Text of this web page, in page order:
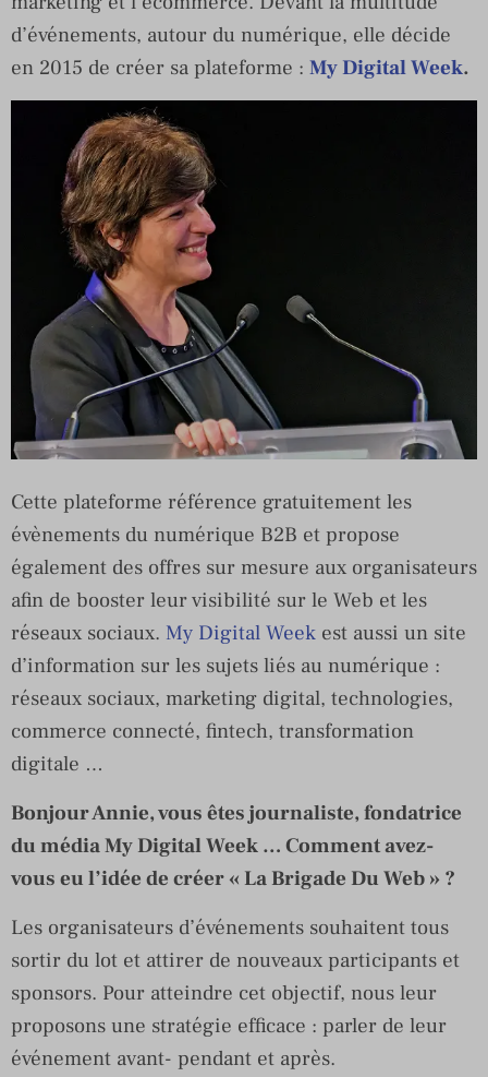
d’événements, autour du numérique, elle décide
en 2015 de créer sa plateforme : My Digital Week.
Cette plateforme référence gratuitement les
évènements du numérique B2B et propose
également des offres sur mesure aux organisateurs
afin de booster leur visibilité sur le Web et les
réseaux sociaux. My Digital Week est aussi un site
d’information sur les sujets liés au numérique :
réseaux sociaux, marketing digital, technologies,
commerce connecté, fintech, transformation
digitale …
Bonjour Annie, vous êtes journaliste, fondatrice
du média My Digital Week … Comment avez-
vous eu l’idée de créer « La Brigade Du Web » ?
Les organisateurs d’événements souhaitent tous
sortir du lot et attirer de nouveaux participants et
sponsors. Pour atteindre cet objectif, nous leur
proposons une stratégie efficace : parler de leur
événement avant- pendant et après.